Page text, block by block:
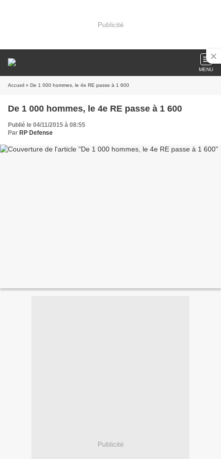
Publicité
MENU
Accueil » De 1 000 hommes, le 4e RE passe à 1 600
De 1 000 hommes, le 4e RE passe à 1 600
Publié le 04/11/2015 à 08:55
Par RP Defense
Publicité